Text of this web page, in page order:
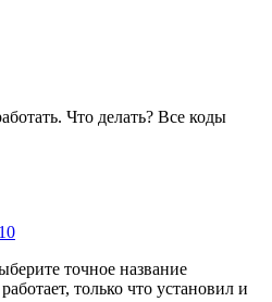
Что делать? Все коды
точное название
только что установил и